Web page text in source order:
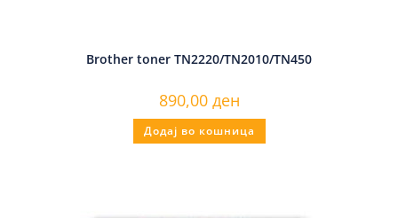
Brother toner TN2220/TN2010/TN450
890,00 ден
Додај во кошница